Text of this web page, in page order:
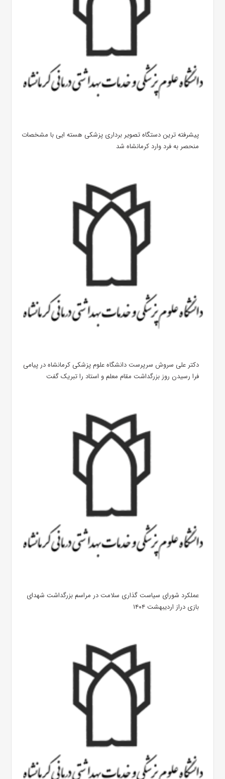
پیشرفته ترین دستگاه تصویر برداری پزشکی هسته ایی با مشخصات
منحصر به فرد وارد کرمانشاه شد
دکتر علی سروش سرپرست دانشگاه علوم پزشکی کرمانشاه در پیامی
فرا رسیدن روز بزرگداشت مقام معلم و استاد را تبریک گفت
عملکرد شورای سیاست گذاری سلامت در مراسم بزرگداشت شهدای
بازی دراز اردیبهشت ۱۴۰۴